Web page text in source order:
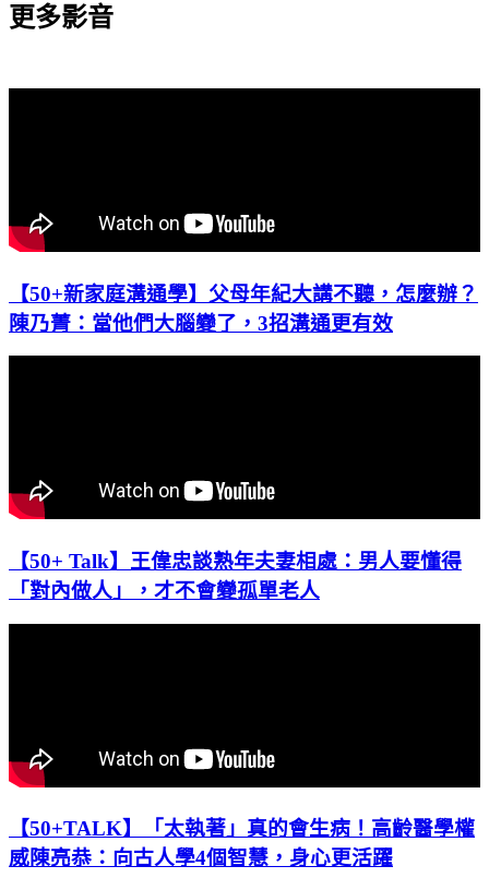
更多影音
【50+新家庭溝通學】父母年紀大講不聽，怎麼辦？
陳乃菁：當他們大腦變了，3招溝通更有效
【50+ Talk】王偉忠談熟年夫妻相處：男人要懂得
「對內做人」，才不會變孤單老人
【50+TALK】「太執著」真的會生病！高齡醫學權
威陳亮恭：向古人學4個智慧，身心更活躍